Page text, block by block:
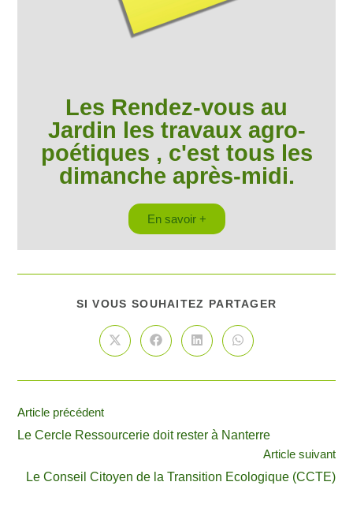
Les Rendez-vous au
Jardin les travaux agro-
poétiques , c'est tous les
dimanche après-midi.
En savoir +
SI VOUS SOUHAITEZ PARTAGER
Article précédent
Le Cercle Ressourcerie doit rester à Nanterre
Article suivant
Le Conseil Citoyen de la Transition Ecologique (CCTE)